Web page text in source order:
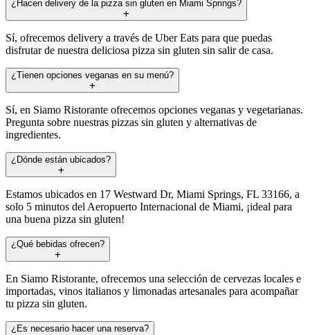
¿Hacen delivery de la pizza sin gluten en Miami Springs?
Sí, ofrecemos delivery a través de Uber Eats para que puedas
disfrutar de nuestra deliciosa pizza sin gluten sin salir de casa.
¿Tienen opciones veganas en su menú?
Sí, en Siamo Ristorante ofrecemos opciones veganas y vegetarianas.
Pregunta sobre nuestras pizzas sin gluten y alternativas de
ingredientes.
¿Dónde están ubicados?
Estamos ubicados en 17 Westward Dr, Miami Springs, FL 33166, a
solo 5 minutos del Aeropuerto Internacional de Miami, ¡ideal para
una buena pizza sin gluten!
¿Qué bebidas ofrecen?
En Siamo Ristorante, ofrecemos una selección de cervezas locales e
importadas, vinos italianos y limonadas artesanales para acompañar
tu pizza sin gluten.
¿Es necesario hacer una reserva?